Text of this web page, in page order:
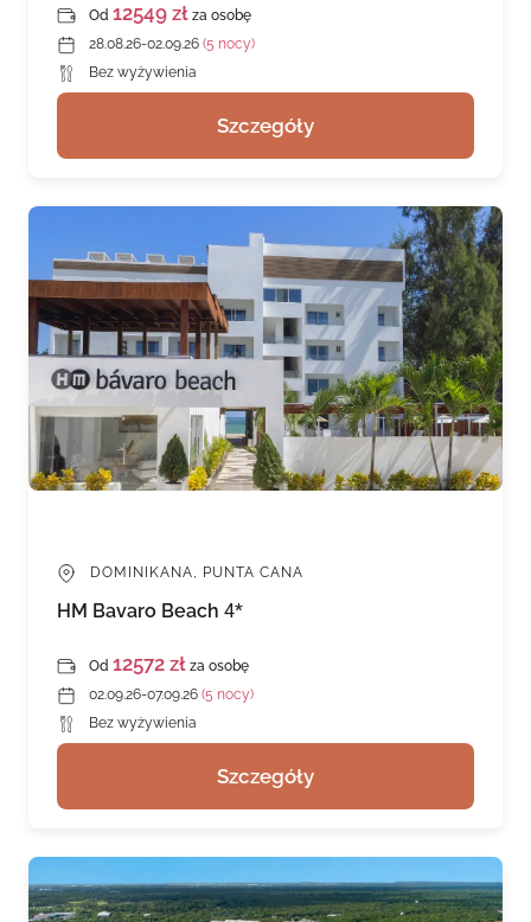
Od 12549 zł za osobę
28.08.26-02.09.26 (5 nocy)
Bez wyżywienia
Szczegóły
DOMINIKANA, PUNTA CANA
HM Bavaro Beach 4*
Od 12572 zł za osobę
02.09.26-07.09.26 (5 nocy)
Bez wyżywienia
Szczegóły